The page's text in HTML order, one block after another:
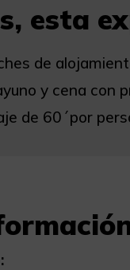
esta
de
y cena con
de 60´por